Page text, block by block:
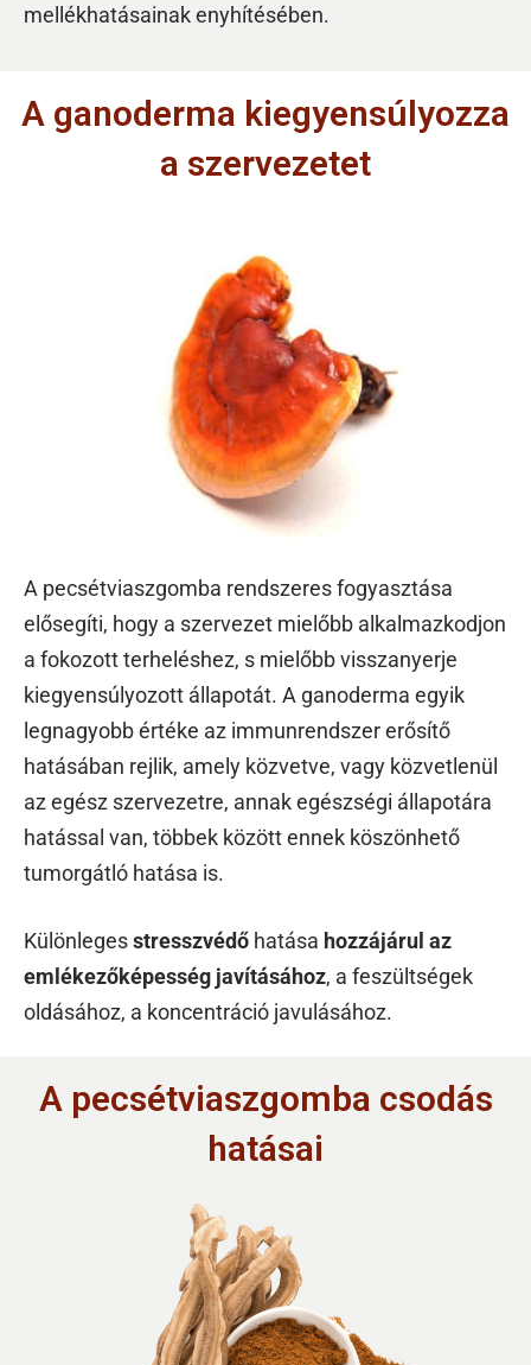
mellékhatásainak enyhítésében.
A ganoderma kiegyensúlyozza
a szervezetet
A pecsétviaszgomba rendszeres fogyasztása
elősegíti, hogy a szervezet mielőbb alkalmazkodjon
a fokozott terheléshez, s mielőbb visszanyerje
kiegyensúlyozott állapotát. A ganoderma egyik
legnagyobb értéke az immunrendszer erősítő
hatásában rejlik, amely közvetve, vagy közvetlenül
az egész szervezetre, annak egészségi állapotára
hatással van, többek között ennek köszönhető
tumorgátló hatása is.
Különlegesstresszvédő hatása hozzájárul az
emlékezőképesség javításához, a feszültségek
oldásához, a koncentráció javulásához.
A pecsétviaszgomba csodás
hatásai